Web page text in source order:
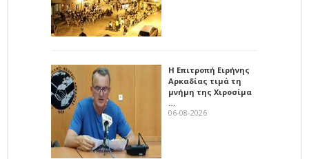
Η Επιτροπή Ειρήνης
Αρκαδίας τιμά τη
μνήμη της Χιροσίμα
…
06-08-2026